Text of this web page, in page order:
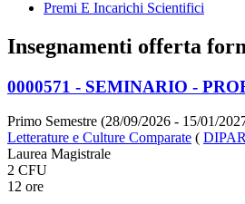
Premi E Incarichi Scientifici
Insegnamenti offerta
0000571 - SEMINARIO -
Primo Semestre (28/09/2026 - 15/01/
Letterature e Culture Comparate (
Laurea Magistrale
2 CFU
12 ore